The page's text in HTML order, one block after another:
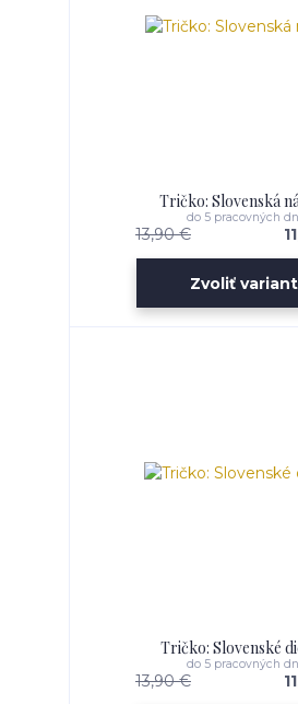
Tričko: Slovenská
13,90 €
do 5 pracovných
Zvoliť variant
Tričko: Slovenské
13,90 €
do 5 pracovných